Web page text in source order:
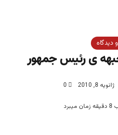
دیدگاه
جبهه ی رئیس جمهور
ژانویه 8, 2010 0